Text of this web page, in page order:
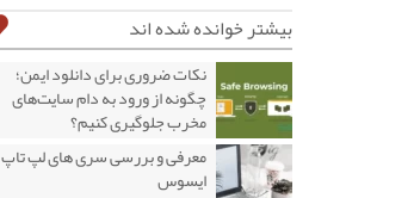
بیشتر خوانده شده اند
نکات ضروری برای دانلود ایمن؛
چگونه از ورود به دام سایت‌های
مخرب جلوگیری کنیم؟
معرفی و بررسی سری های لپ تاپ
ایسوس